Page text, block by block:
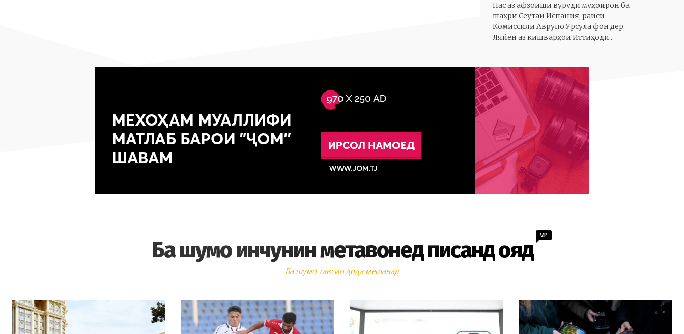
Пас аз афзоиши вуруди муҳоҷирон ба
шаҳри Сеутаи Испания, раиси
Комиссияи Аврупо Урсула фон дер
Ляйен аз кишварҳои Иттиҳоди...
Ба шумо инчунин метавонед писанд ояд
VIP
Ба шумо тавсия дода мешавад